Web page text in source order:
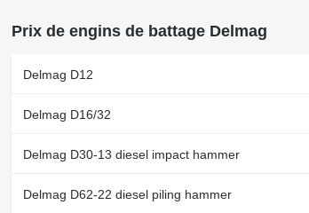
Prix de engins de battage Delmag
Delmag D12
Delmag D16/32
Delmag D30-13 diesel impact hammer
Delmag D62-22 diesel piling hammer